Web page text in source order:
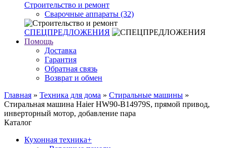
Строительство и ремонт
Сварочные аппараты (32)
СПЕЦПРЕДЛОЖЕНИЯ
Помощь
Доставка
Гарантия
Обратная связь
Возврат и обмен
Главная » Техника для дома » Стиральные машины »
Стиральная машина Haier HW90-B14979S, прямой привод,
инверторный мотор, добавление пара
Каталог
Кухонная техника+